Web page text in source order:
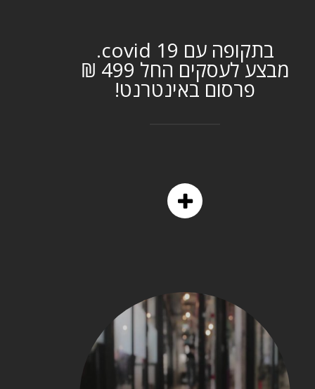
בתקופה עם covid 19.
מבצע לעסקים החל 499 ₪
פרסום באינטרנט!